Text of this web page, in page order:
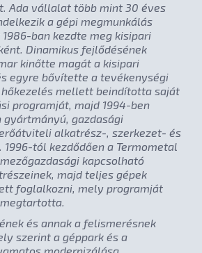
Ada vállalat több mint 30 éves
a gépi megmunkálás
ban kezdte meg kisipari
Dinamikus fejlődésének
kinőtte magát a kisipari
egyre bővítette a tevékenységi
hőkezelés mellett beindította saját
programját, majd 1994-ben
gazdasági
alkatrész-, szerkezet- és
tól kezdődően a Termometal
kapcsolható
majd teljes gépek
foglalkozni, mely programját
és annak a felismerésnek
szerint a géppark és a